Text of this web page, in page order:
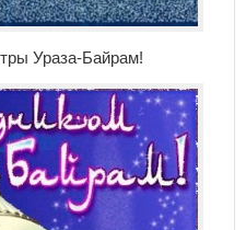
Ураза-Байрам!